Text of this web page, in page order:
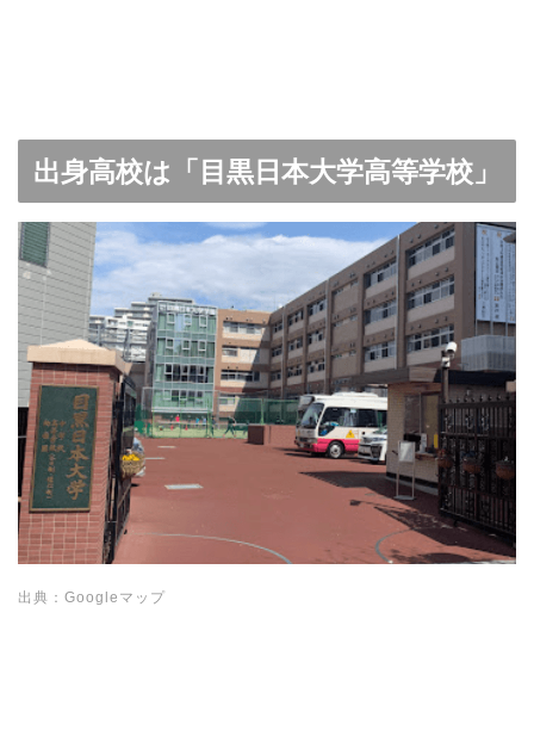
出身高校は「目黒日本大学高等学校」
出典：Googleマップ